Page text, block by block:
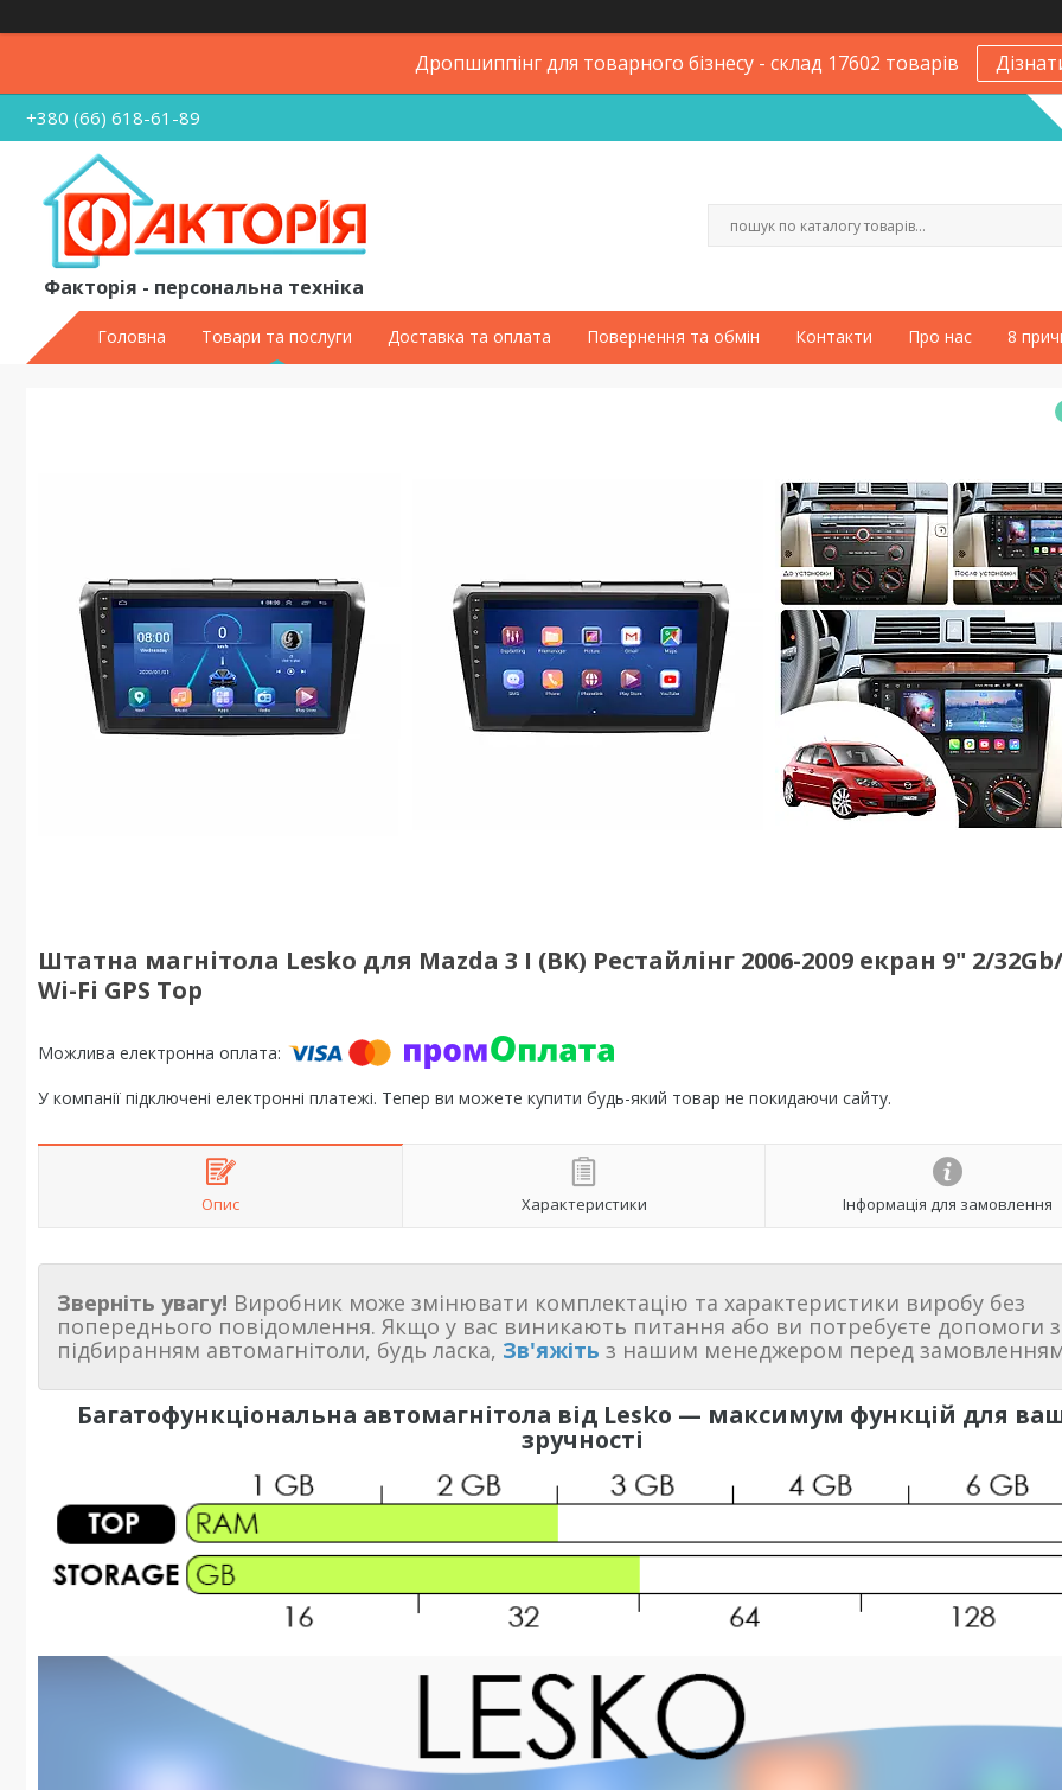
Дропшиппінг для товарного бізнесу - склад 17602 товарів
+380 (66) 618-61-89
Факторія - персональна техніка
Головна Товари та послуги Доставка та оплата Повернення та обмін Контакти Про нас 8
Штатна магнітола Lesko для Mazda 3 I (BK) Рестайлінг 2006-2009 екран 9" 2/
Wi-Fi GPS Top
У компанії підключені електронні платежі. Тепер ви можете купити будь-який товар не покидаючи сайту.
Опис Характеристики Інформація для замовлення
Зверніть увагу! Виробник може змінювати комплектацію та характеристики виробу без
попереднього повідомлення. Якщо у вас виникають питання або ви потребуєте допомоги з
підбиранням автомагнітоли, будь ласка, Зв'яжіть з нашим менеджером перед
Багатофункціональна автомагнітола від Lesko — максимум функцій для
зручності